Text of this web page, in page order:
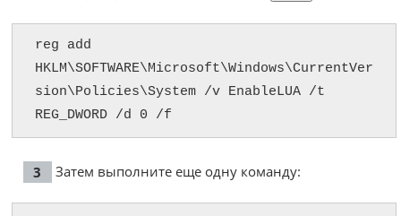
reg add
HKLM\SOFTWARE\Microsoft\Windows\CurrentVer
sion\Policies\System /v EnableLUA /t
REG_DWORD /d 0 /f
Затем выполните еще одну команду: